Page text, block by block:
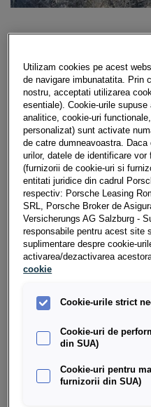
ROMÂNIA
Oferim soluții eficiente,
finanţare şi asigurare a
second hand, conform
finanțare prin leasing
ultimul rând
direct în showroom.
Porsche Finance Group
Porsche Bank A.G. În
Holding Salzburg,
asigurare auto.
Porsche Holding
este parte a concernului
Utilizam cookies pe acest
de navigare imbunatatita. Prin
nostru, acceptati utilizarea
esentiale). Cookie-urile
analitice, cookie-uri
personalizat) sunt activate
de catre dumneavoastra.
urilor, datele de identificare
(furnizorii de cookie-uri si
entitati juridice din cadrul
respectiv: Porsche Leasing
SRL, Porsche Broker de
Versicherungs AG Salzburg -
responsabile pentru acest site
suplimentare despre cookie-
activarea/dezactivarea
cookie
Cookie-urile strict
Cookie-uri de
din SUA)
Cookie-uri pentru
furnizorii din SUA)